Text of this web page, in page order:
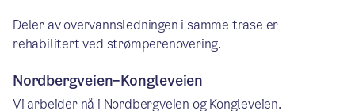
Deler av overvannsledningen i samme trase er
rehabilitert ved strømperenovering.
Nordbergveien–Kongleveien
Vi arbeider nå i Nordbergveien og Kongleveien.